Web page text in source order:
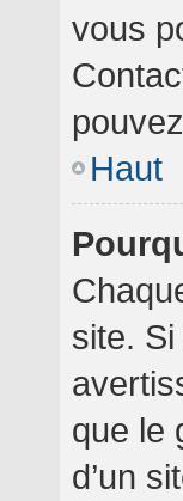
vous
Haut
site.
que le
d’un